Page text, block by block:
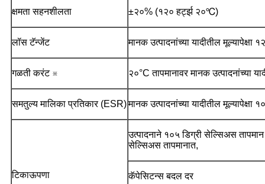
क्षमता सहनशीलता ±२०% (१२० हर्ट्झ २०℃)
लॉस टॅन्जेंट मानक उत्पादनांच्या यादीतील
गळती करंट ※ २०°C तापमानावर मानक उत्पादनांच्या
समतुल्य मालिका प्रतिकार (ESR)मानक उत्पादनांच्या यादीतील
टिकाऊपणा
उत्पादनाने १०५ डिग्री सेल्सिअस
सेल्सिअस तापमानात,
कॅपेसिटन्स बदल दर